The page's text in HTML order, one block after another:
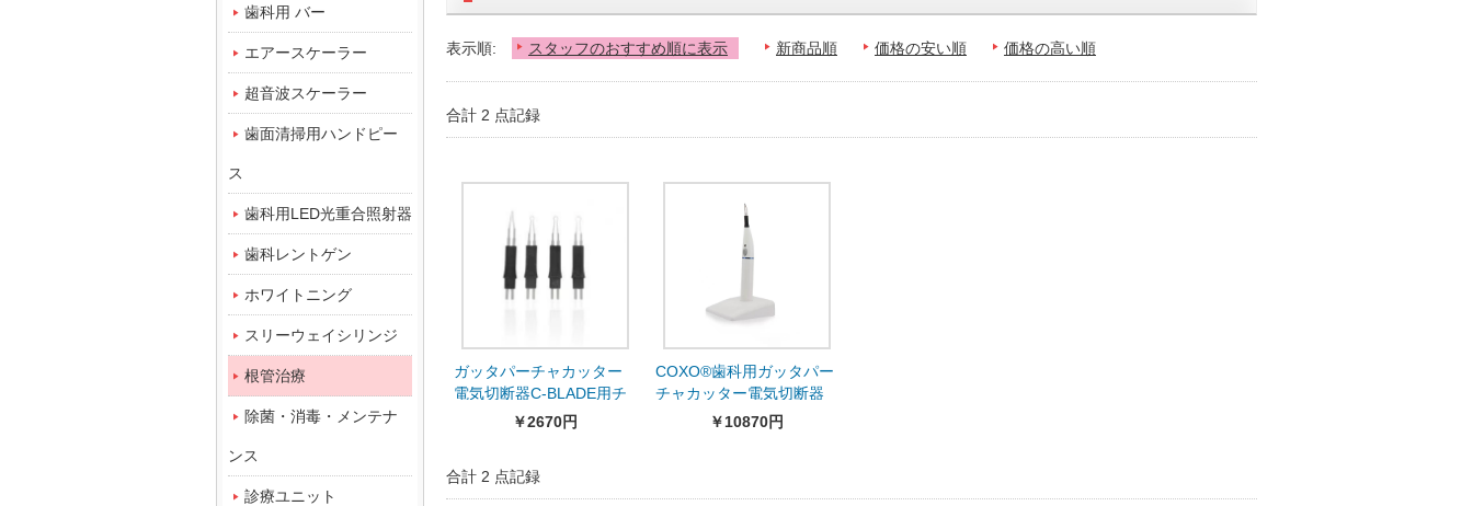
表示順: スタッフのおすすめ順に表示 新商品順 価格の安い順 価格の高い順
合計 2 点記録
ガッタパーチャカッター
電気切断器C-BLADE用チ
￥2670円
COXO®歯科用ガッタパー
チャカッター電気切断器
C-BLADE￥10870円
合計 2 点記録
歯科用 バー
エアースケーラー
超音波スケーラー
歯面清掃用ハンドピー
ス
歯科用LED光重合照射器
歯科レントゲン
ホワイトニング
スリーウェイシリンジ
根管治療
除菌・消毒・メンテナ
ンス
診療ユニット